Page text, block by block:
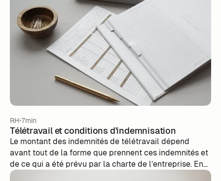
RH 7min
Télétravail et conditions d'indemnisation
Le montant des indemnités de télétravail dépend
avant tout de la forme que prennent ces indemnités et
de ce qui a été prévu par la charte de l’entreprise.‍ En
aucun, cas votre employeur est obligé de vous en